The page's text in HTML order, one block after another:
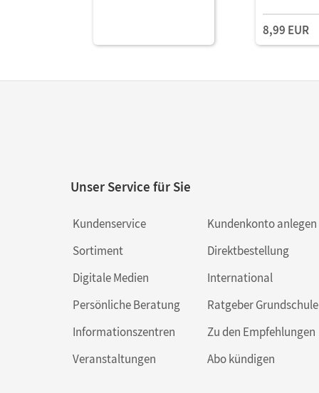
8,99 EUR
Unser Service für Sie
Kundenservice
Sortiment
Digitale Medien
Persönliche Beratung
Informationszentren
Veranstaltungen
Kundenkonto anlegen
Direktbestellung
International
Ratgeber Grundschule
Zu den Empfehlungen
Abo kündigen